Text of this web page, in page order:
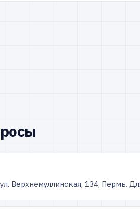
Верхнемуллинская, 134, Пермь.